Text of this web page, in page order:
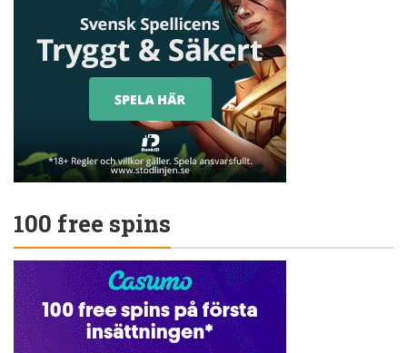
100 free spins